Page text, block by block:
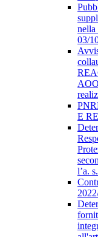
nella
03/
E
l’a.